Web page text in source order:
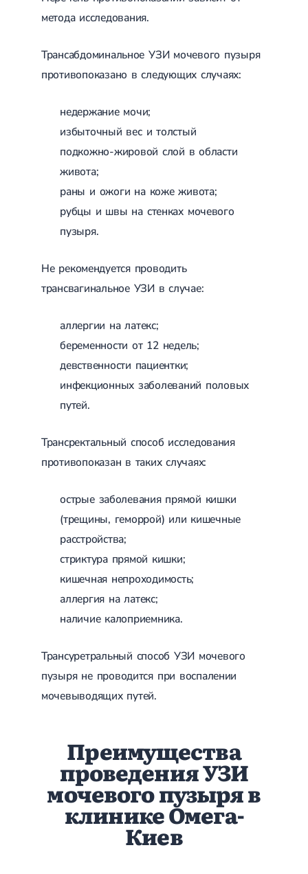
метода исследования.
Трансабдоминальное УЗИ мочевого пузыря
противопоказано в следующих случаях:
недержание мочи;
избыточный вес и толстый
подкожно-жировой слой в области
живота;
раны и ожоги на коже живота;
рубцы и швы на стенках мочевого
пузыря.
Не рекомендуется проводить
трансвагинальное УЗИ в случае:
аллергии на латекс;
беременности от 12 недель;
девственности пациентки;
инфекционных заболеваний половых
путей.
Трансректальный способ исследования
противопоказан в таких случаях:
острые заболевания прямой кишки
(трещины, геморрой) или кишечные
расстройства;
стриктура прямой кишки;
кишечная непроходимость;
аллергия на латекс;
наличие калоприемника.
Трансуретральный способ УЗИ мочевого
пузыря не проводится при воспалении
мочевыводящих путей.
Преимущества
проведения УЗИ
мочевого пузыря в
клинике Омега-
Киев